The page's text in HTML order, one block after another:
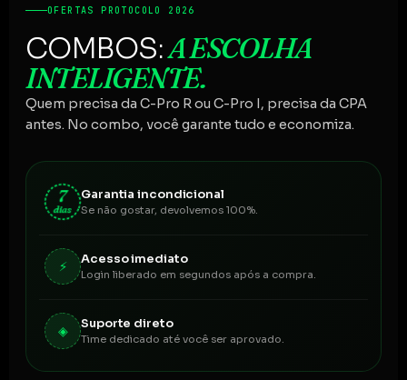
OFERTAS PROTOCOLO 2026
COMBOS:A ESCOLHA
INTELIGENTE.
Quem precisa da C-Pro R ou C-Pro I, precisa da CPA
antes. No combo, você garante tudo e economiza.
7
dias
Garantia incondicional
Se não gostar, devolvemos 100%.
⚡ Acesso imediato
Login liberado em segundos após a compra.
◈ Suporte direto
Time dedicado até você ser aprovado.